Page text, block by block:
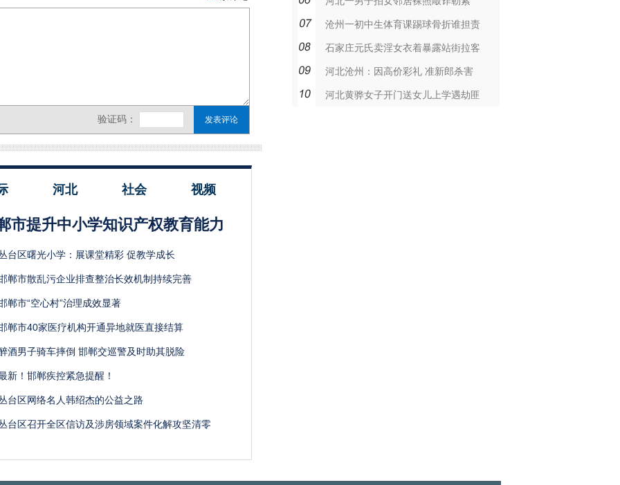
河北 社会 视频
市提升中小学知识产权教育能力
台区曙光小学：展课堂精彩 促教学成长
郸市散乱污企业排查整治长效机制持续完善
郸市“空心村”治理成效显著
郸市40家医疗机构开通异地就医直接结算
酒男子骑车摔倒 邯郸交巡警及时助其脱险
新！邯郸疾控紧急提醒！
台区网络名人韩绍杰的公益之路
台区召开全区信访及涉房领域案件化解攻坚清零
沧州一初中生体育课踢球骨折谁担责
石家庄元氏卖淫女衣着暴露站街拉客
河北沧州：因高价彩礼 准新郎杀害
河北黄骅女子开门送女儿上学遇劫匪